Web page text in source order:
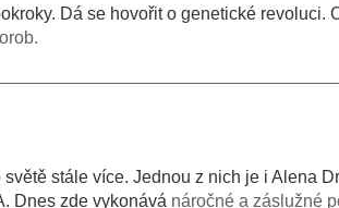
Dá se hovořit o genetické revoluci.
stále více. Jednou z nich je i Alena
Dnes zde vykonává náročné a záslužné